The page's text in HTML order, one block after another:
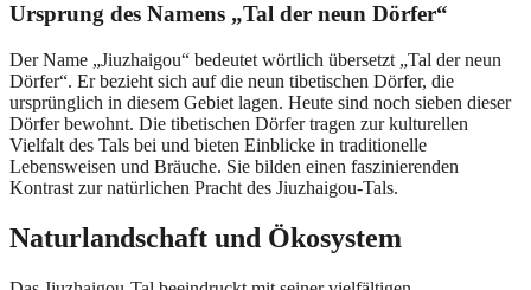
Ursprung des Namens „Tal der neun Dörfer“
Der Name „Jiuzhaigou“ bedeutet wörtlich übersetzt „Tal der neun
Dörfer“. Er bezieht sich auf die neun tibetischen Dörfer, die
ursprünglich in diesem Gebiet lagen. Heute sind noch sieben dieser
Dörfer bewohnt. Die tibetischen Dörfer tragen zur kulturellen
Vielfalt des Tals bei und bieten Einblicke in traditionelle
Lebensweisen und Bräuche. Sie bilden einen faszinierenden
Kontrast zur natürlichen Pracht des Jiuzhaigou-Tals.
Naturlandschaft und Ökosystem